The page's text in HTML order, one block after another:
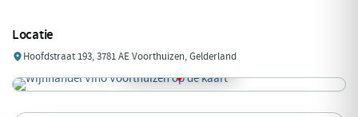
Locatie
Hoofdstraat 193, 3781 AE Voorthuizen, Gelderland